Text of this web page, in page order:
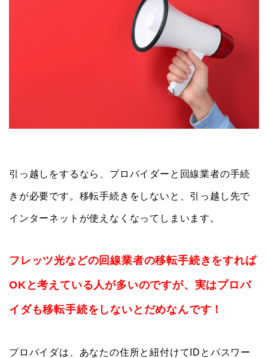
引っ越しをするなら、プロバイダーと回線業者の手続
きが必要です。移転手続きをしないと、引っ越し先で
インターネットが使えなくなってしまいます。
フレッツ光などの回線業者の移転手続きをすれば
OKと考えている人が多いのですが、実はプロバ
イダも移転手続をしないとだめなんです！
プロバイダは、あなたの住所と紐付けてIDとパスワー